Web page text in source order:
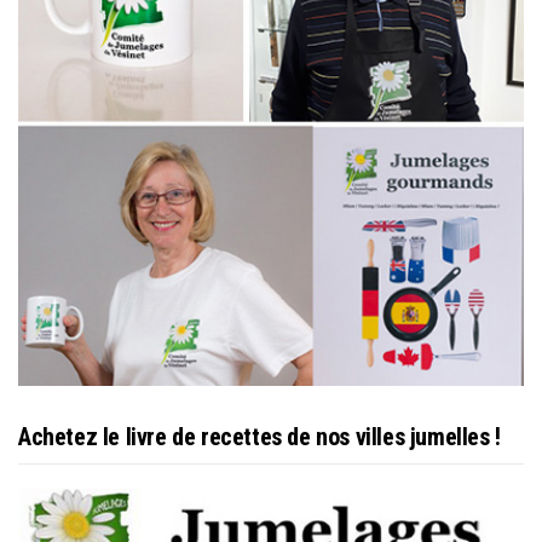
Achetez le livre de recettes de nos villes jumelles !